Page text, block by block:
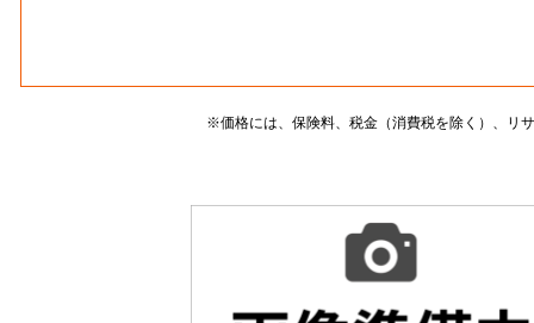
※価格には、保険料、税金（消費税を除く）、リ